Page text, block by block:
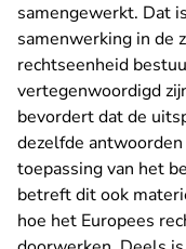
samengewerkt. Dat
samenwerking in de
rechtseenheid
vertegenwoordigd
bevordert dat de
dezelfde
toepassing van het
betreft dit ook
hoe het Europees